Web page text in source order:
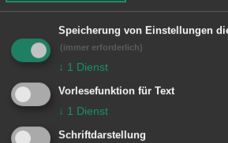
Einheiten Feuerwehr Aalen:
Zugführer vom Dienst
1 Aalen
Speicherung von Einstellungen
(immer erforderlich)
↓ 1 Dienst
Vorlesefunktion für Text
↓ 1 Dienst
Schriftdarstellung